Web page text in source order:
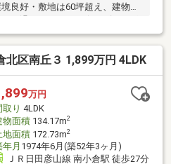
良好・敷地は60坪超え、建物は
者が在籍しておりますので、住
資金繰りい関して強みとしてお
の注意点等は案内を通じてお客
融資に自信のない方も、その他
下さい！担当 髙田 080-1754-
北区南丘３ 1,899万円 4LDK
万円
取り 4LDK
物面積134.17m2
地面積172.73m2
年月 1974年6月(築52年3ヶ月)
ＪＲ日田彦山線 南小倉駅 徒歩27分